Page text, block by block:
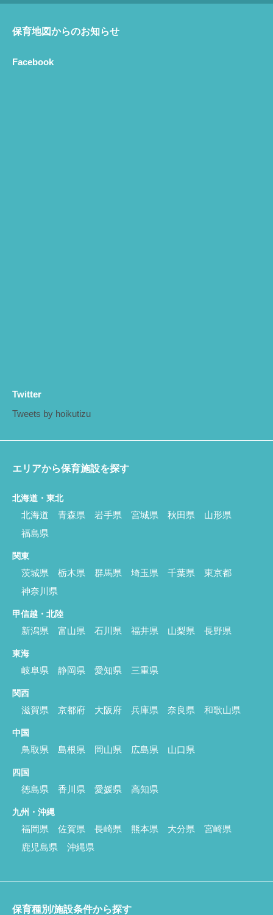
保育地図からのお知らせ
Facebook
Twitter
Tweets by hoikutizu
エリアから保育施設を探す
北海道・東北
北海道 青森県 岩手県 宮城県 秋田県
山形県
福島県
関東
茨城県 栃木県 群馬県 埼玉県 千葉県
東京都
神奈川県
甲信越・北陸
新潟県 富山県 石川県 福井県 山梨県 長野県
東海
岐阜県 静岡県 愛知県 三重県
関西
滋賀県 京都府 大阪府 兵庫県 奈良県 和歌山県
中国
鳥取県 島根県 岡山県 広島県 山口県
四国
徳島県 香川県 愛媛県 高知県
九州・沖縄
福岡県 佐賀県 長崎県 熊本県 大分県
宮崎県
鹿児島県
沖縄県
保育種別/施設条件から探す